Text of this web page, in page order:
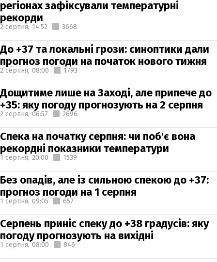
регіонах зафіксували температурні
рекорди
2 серпня, 14:52 3668
До +37 та локальні грози: синоптики дали
прогноз погоди на початок нового тижня
2 серпня, 08:00 1793
Дощитиме лише на Заході, але припече до
+35: яку погоду прогнозують на 2 серпня
2 серпня, 06:57 2696
Спека на початку серпня: чи поб'є вона
рекордні показники температури
1 серпня, 20:00 1539
Без опадів, але із сильною спекою до +37:
прогноз погоди на 1 серпня
1 серпня, 09:05 657
Серпень приніс спеку до +38 градусів: яку
погоду прогнозують на вихідні
1 серпня, 08:00 846